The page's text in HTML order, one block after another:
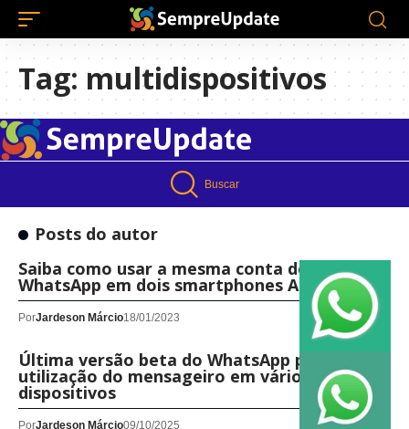
Tag: multidispositivos
Buscar
Posts do autor
Saiba como usar a mesma conta do
WhatsApp em dois smartphones Android
PorJardeson Márcio18/01/2023
Última versão beta do WhatsApp permite
utilização do mensageiro em vários
dispositivos
PorJardeson Márcio09/10/2025